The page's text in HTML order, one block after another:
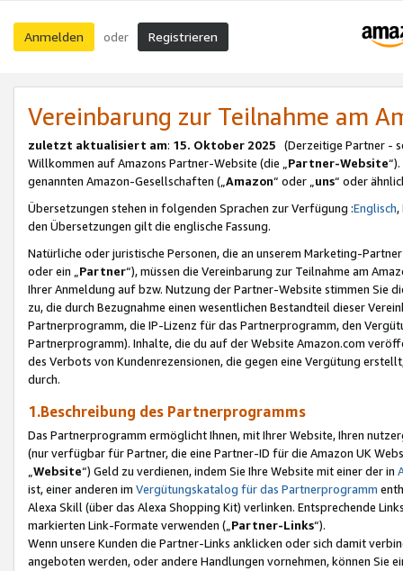
Anmelden oder Registrieren
Vereinbarung zur Teilnahme am
zuletzt aktualisiert am: 15. Oktober 2025 (Derzeitige Partner -
Willkommen auf Amazons Partner-Website (die „Partner-Website
genannten Amazon-Gesellschaften („Amazon“ oder „uns“ oder
Übersetzungen stehen in folgenden Sprachen zur Verfügung :Englisch,
den Übersetzungen gilt die englische Fassung.
Natürliche oder juristische Personen, die an unserem Marketing-
oder ein „Partner“), müssen die Vereinbarung zur Teilnahme am
Ihrer Anmeldung auf bzw. Nutzung der Partner-Website stimmen Sie
zu, die durch Bezugnahme einen wesentlichen Bestandteil dieser
Partnerprogramm, die IP-Lizenz für das Partnerprogramm, den
Partnerprogramm). Inhalte, die du auf der Website Amazon.com
des Verbots von Kundenrezensionen, die gegen eine Vergütung
durch.
1.Beschreibung des Partnerprogramms
Das Partnerprogramm ermöglicht Ihnen, mit Ihrer Website, Ihren
(nur verfügbar für Partner, die eine Partner-ID für die Amazon UK
Website“) Geld zu verdienen, indem Sie Ihre Website mit einer der in
ist, einer anderen im Vergütungskatalog für das Partnerprogramm
Alexa Skill (über das Alexa Shopping Kit) verlinken. Entsprechende
markierten Link-Formate verwenden („ Partner-Links“).
Wenn unsere Kunden die Partner-Links anklicken oder sich damit
angeboten werden, oder andere Handlungen vornehmen, können Sie